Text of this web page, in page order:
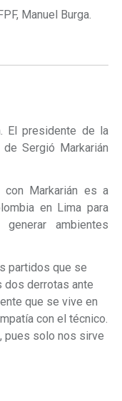
Manuel Burga.
El presidente de la
Sergió Markarián
con Markarián es a
en Lima para
ambientes
partidos que se
dos derrotas ante
que se vive en
con el técnico.
pues solo nos sirve